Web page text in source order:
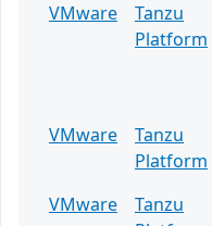
VMware
Tanzu
Platform
VMware
Tanzu
Platform
VMware
Tanzu